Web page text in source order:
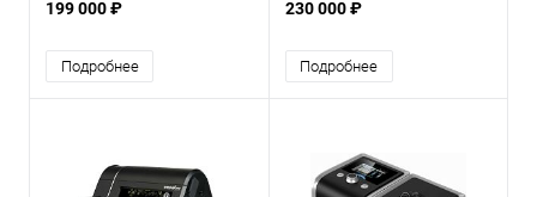
199 000 ₽
Подробнее
230 000 ₽
Подробнее